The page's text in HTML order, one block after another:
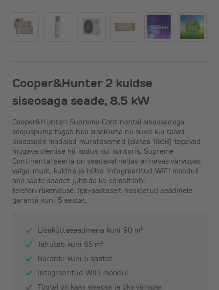
Cooper&Hunter 2 kuldse
siseosaga seade, 8.5 kW
Cooper&Hunteri Supreme Continental siseosadega
soojuspump tagab hea sisekliima nii suvel kui talvel.
Siseosade madalad müratasemed (alates 18dB) tagavad
mugava olemise nii kodus kui kontoris. Supreme
Continental seeria on saadaval neljas erinevas värvuses:
valge, must, kuldne ja hõbe. Integreeritud WIFI mooduli
abil saate seadet juhtida ka eemalt läbi
telefonirakenduse. Iga-aastaselt hooldatud seadmele
garantii kuni 5 aastat.
Lisakütteseadmena kuni 90 m²
Jahutab kuni 65 m²
Garantii kuni 5 aastat
Integreeritud WIFI moodul
Tootel on kaks siseosa ja üks välisosa